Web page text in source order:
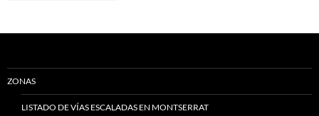
ZONAS
LISTADO DE VÍAS ESCALADAS EN MONTSERRAT